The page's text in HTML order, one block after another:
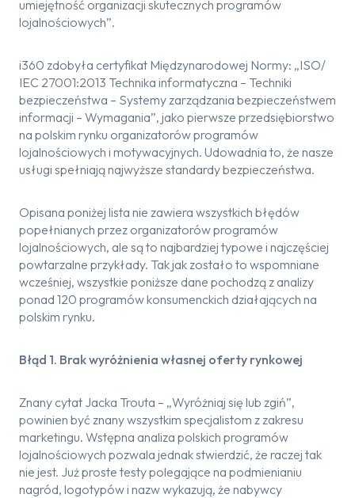
umiejętność organizacji skutecznych programów
lojalnościowych”.
i360 zdobyła certyfikat Międzynarodowej Normy: „ISO/
IEC 27001:2013 Technika informatyczna – Techniki
bezpieczeństwa – Systemy zarządzania bezpieczeństwem
informacji – Wymagania”, jako pierwsze przedsiębiorstwo
na polskim rynku organizatorów programów
lojalnościowych i motywacyjnych. Udowadnia to, że nasze
usługi spełniają najwyższe standardy bezpieczeństwa.
Opisana poniżej lista nie zawiera wszystkich błędów
popełnianych przez organizatorów programów
lojalnościowych, ale są to najbardziej typowe i najczęściej
powtarzalne przykłady. Tak jak zostało to wspomniane
wcześniej, wszystkie poniższe dane pochodzą z analizy
ponad 120 programów konsumenckich działających na
polskim rynku.
Błąd 1. Brak wyróżnienia własnej oferty rynkowej
Znany cytat Jacka Trouta – „Wyróżniaj się lub zgiń”,
powinien być znany wszystkim specjalistom z zakresu
marketingu. Wstępna analiza polskich programów
lojalnościowych pozwala jednak stwierdzić, że raczej tak
nie jest. Już proste testy polegające na podmienianiu
nagród, logotypów i nazw wykazują, że nabywcy